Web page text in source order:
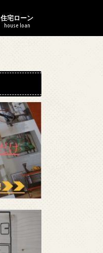
住宅ローン
house loan